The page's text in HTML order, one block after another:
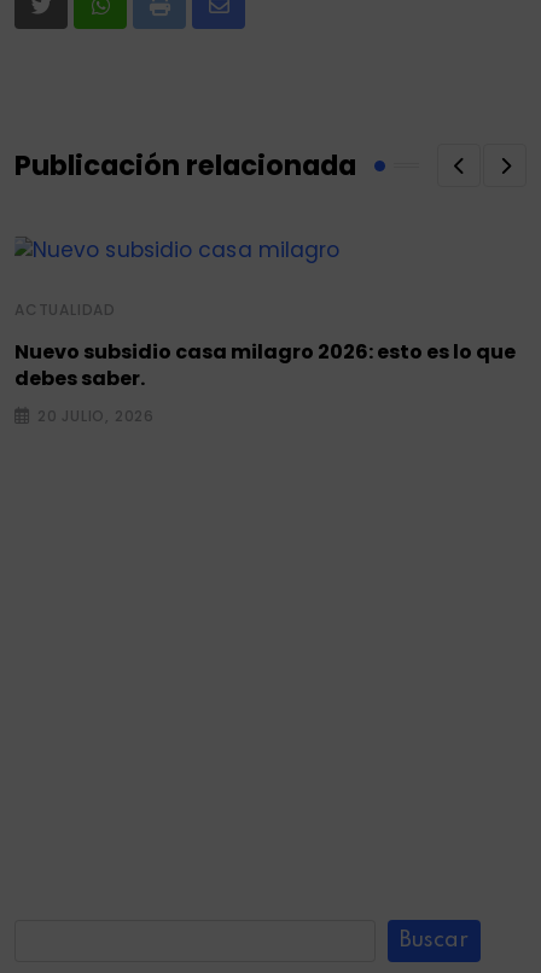
Print
Share
Publicación relacionada
ACTUALIDAD
Nuevo subsidio casa milagro 2026: esto es lo que
debes saber.
20 JULIO, 2026
Buscar